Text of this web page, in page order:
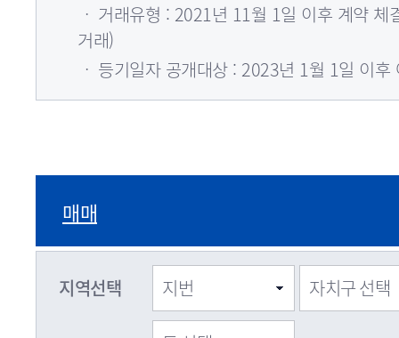
ㆍ 거래유형 : 2021년 11월 1일 이후 계약
거래)
ㆍ 등기일자 공개대상 : 2023년 1월 1일 이
매매
지역선택